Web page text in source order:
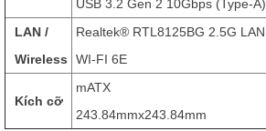
USB 3.2 Gen 2 10Gbps (Type-A)
LAN /
Wireless
Realtek® RTL8125BG 2.5G LAN
WI-FI 6E
Kích cỡ
mATX
243.84mmx243.84mm